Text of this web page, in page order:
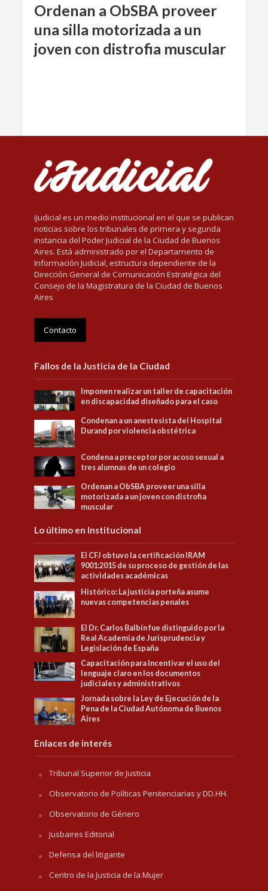
Ordenan a ObSBA proveer
una silla motorizada a un
joven con distrofia muscular
iJudicial es un medio institucional en el que se publican
noticias sobre los tribunales de primera y segunda
instancia del Poder Judicial de la Ciudad de Buenos
Aires. Está administrado por el Departamento de
Información Judicial, estructura dependiente de la
Dirección General de Comunicación Estratégica del
Consejo de la Magistratura de la Ciudad de Buenos
Aires
Contacto
Fallos de la Justicia de la Ciudad
Imponen realizar un taller de capacitación
en discapacidad diseñado para el caso
Condenan a un anestesista del Hospital
Durand por violencia obstétrica
Condena a preceptor por acoso sexual a
tres alumnas de un colegio
Ordenan a ObSBA proveer una silla
motorizada a un joven con distrofia
muscular
Lo último en Institucional
El CFJ obtuvo la certificación IRAM
9001:2015 de su proceso de gestión de las
actividades académicas
Histórico: La justicia porteña asume
nuevas competencias penales
El Dr. Carlos Balbín fue distinguido por la
Real Academia de Jurisprudencia y
Legislación de España
Capacitación para Incentivar el uso del
lenguaje claro en los documentos
judiciales y administrativos
Jornada sobre la Ley de Ejecución de la
Pena de la Ciudad Autónoma de Buenos
Aires
Enlaces de interés
Tribunal Superior de Justicia
Observatorio de Políticas Penitenciarias y DD.HH.
Observatorio de Género
Jusbaires Editorial
Defensa del litigante
Centro de la Justicia de la Mujer